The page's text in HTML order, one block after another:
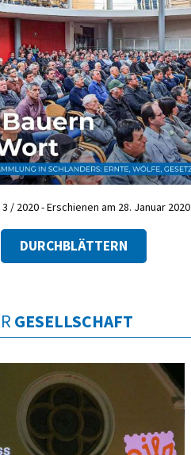
/ 2020 - Erschienen am 28. Januar 2020
DURCHBLÄTTERN
GESELLSCHAFT